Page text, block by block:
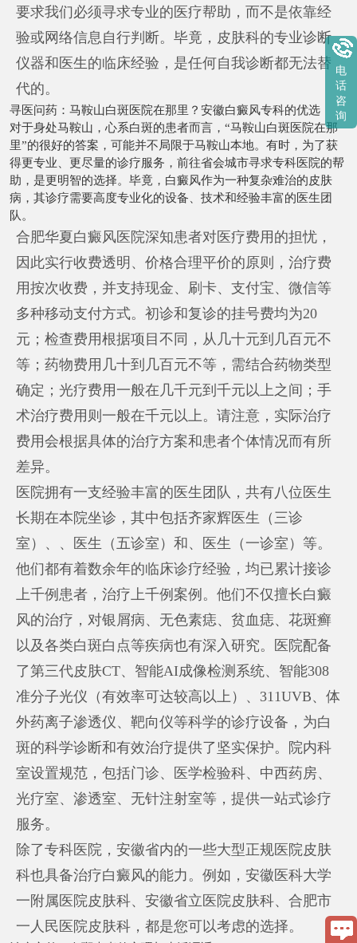
要求我们必须寻求专业的医疗帮助，而不是依靠经
验或网络信息自行判断。毕竟，皮肤科的专业诊断
仪器和医生的临床经验，是任何自我诊断都无法替
代的。
寻医问药：马鞍山白斑医院在那里？安徽白癜风专科的优选
对于身处马鞍山，心系白斑的患者而言，“马鞍山白斑医院在那
里”的很好的答案，可能并不局限于马鞍山本地。有时，为了获
得更专业、更尽量的诊疗服务，前往省会城市寻求专科医院的帮
助，是更明智的选择。毕竟，白癜风作为一种复杂难治的皮肤
病，其诊疗需要高度专业化的设备、技术和经验丰富的医生团
队。
合肥华夏白癜风医院深知患者对医疗费用的担忧，
因此实行收费透明、价格合理平价的原则，治疗费
用按次收费，并支持现金、刷卡、支付宝、微信等
多种移动支付方式。初诊和复诊的挂号费均为20
元；检查费用根据项目不同，从几十元到几百元不
等；药物费用几十到几百元不等，需结合药物类型
确定；光疗费用一般在几千元到千元以上之间；手
术治疗费用则一般在千元以上。请注意，实际治疗
费用会根据具体的治疗方案和患者个体情况而有所
差异。
医院拥有一支经验丰富的医生团队，共有八位医生
长期在本院坐诊，其中包括齐家辉医生（三诊
室）、、医生（五诊室）和、医生（一诊室）等。
他们都有着数余年的临床诊疗经验，均已累计接诊
上千例患者，治疗上千例案例。他们不仅擅长白癜
风的治疗，对银屑病、无色素痣、贫血痣、花斑癣
以及各类白斑白点等疾病也有深入研究。医院配备
了第三代皮肤CT、智能AI成像检测系统、智能308
准分子光仪（有效率可达较高以上）、311UVB、体
外药离子渗透仪、靶向仪等科学的诊疗设备，为白
斑的科学诊断和有效治疗提供了坚实保护。院内科
室设置规范，包括门诊、医学检验科、中西药房、
光疗室、渗透室、无针注射室等，提供一站式诊疗
服务。
除了专科医院，安徽省内的一些大型正规医院皮肤
科也具备治疗白癜风的能力。例如，安徽医科大学
一附属医院皮肤科、安徽省立医院皮肤科、合肥市
一人民医院皮肤科，都是您可以考虑的选择。
电
话
咨
询